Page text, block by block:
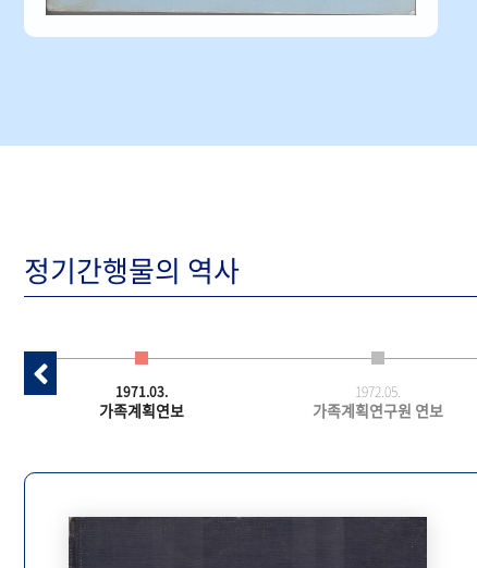
정기간행물의 역사
1971.03.
가족계획연보
1972.05.
가족계획연구원 연보